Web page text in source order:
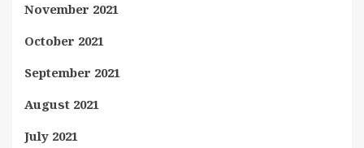
November 2021
October 2021
September 2021
August 2021
July 2021